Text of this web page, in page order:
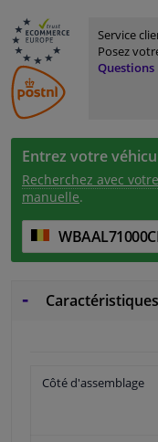
Service
Posez
Questions
Entrez votre
Recherchez avec
manuelle.
Caractéristiques
Côté d'assemblage